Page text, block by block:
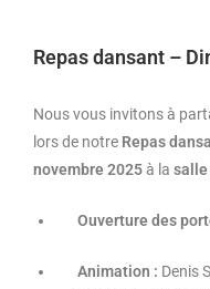
Repas dansant –
Nous vous invitons à
lors de notre Repas
novembre 2025à la salle
Ouverture des
Animation : Denis